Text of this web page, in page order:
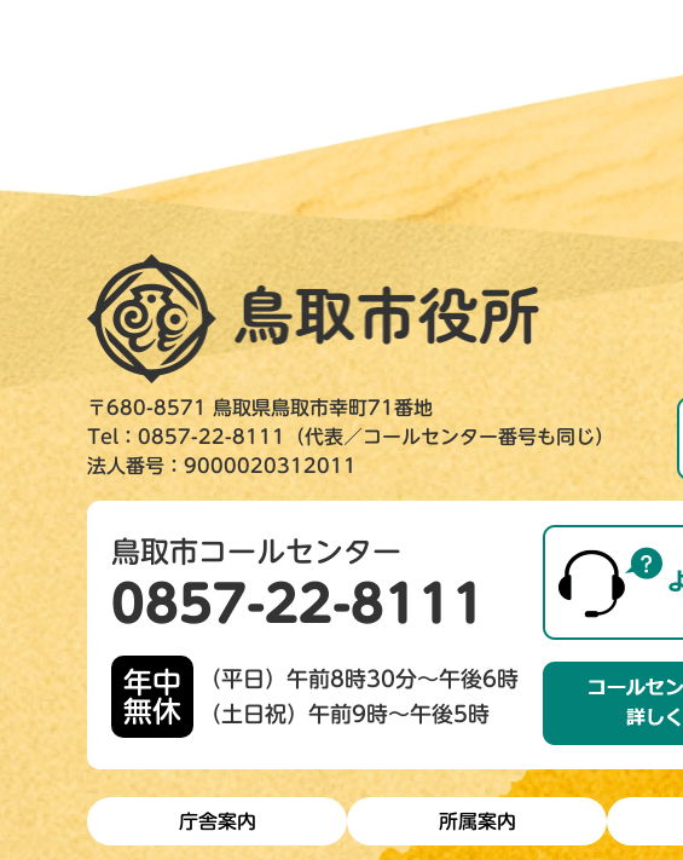
〒680-8571 鳥取県鳥取市幸町71番地
Tel：0857-22-8111（代表／コールセンター番号も同じ）
法人番号：9000020312011
鳥取市コールセンター
0857-22-8111
年中
無休
（平日）午前8時30分～午後6時
（土日祝）午前9時～午後5時
庁舎案内 所属案内